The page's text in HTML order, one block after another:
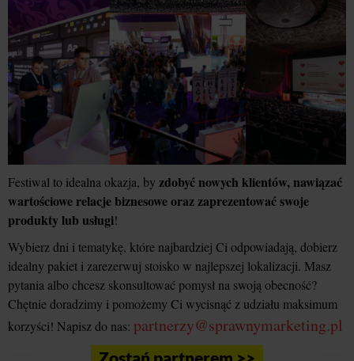
Festiwal to idealna okazja, by zdobyć nowych klientów, nawiązać
wartościowe relacje biznesowe oraz zaprezentować swoje
produkty lub usługi!
Wybierz dni i tematykę, które najbardziej Ci odpowiadają, dobierz
idealny pakiet i zarezerwuj stoisko w najlepszej lokalizacji. Masz
pytania albo chcesz skonsultować pomysł na swoją obecność?
Chętnie doradzimy i pomożemy Ci wycisnąć z udziału maksimum
korzyści! Napisz do nas: partnerzy@sprawnymarketing.pl